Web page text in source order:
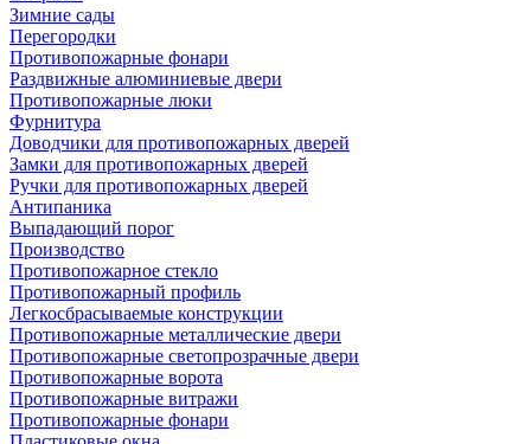
Зимние сады
Перегородки
Противопожарные фонари
Раздвижные алюминиевые двери
Противопожарные люки
Фурнитура
Доводчики для противопожарных дверей
Замки для противопожарных дверей
Ручки для противопожарных дверей
Антипаника
Выпадающий порог
Производство
Противопожарное стекло
Противопожарный профиль
Легкосбрасываемые конструкции
Противопожарные металлические двери
Противопожарные светопрозрачные двери
Противопожарные ворота
Противопожарные витражи
Противопожарные фонари